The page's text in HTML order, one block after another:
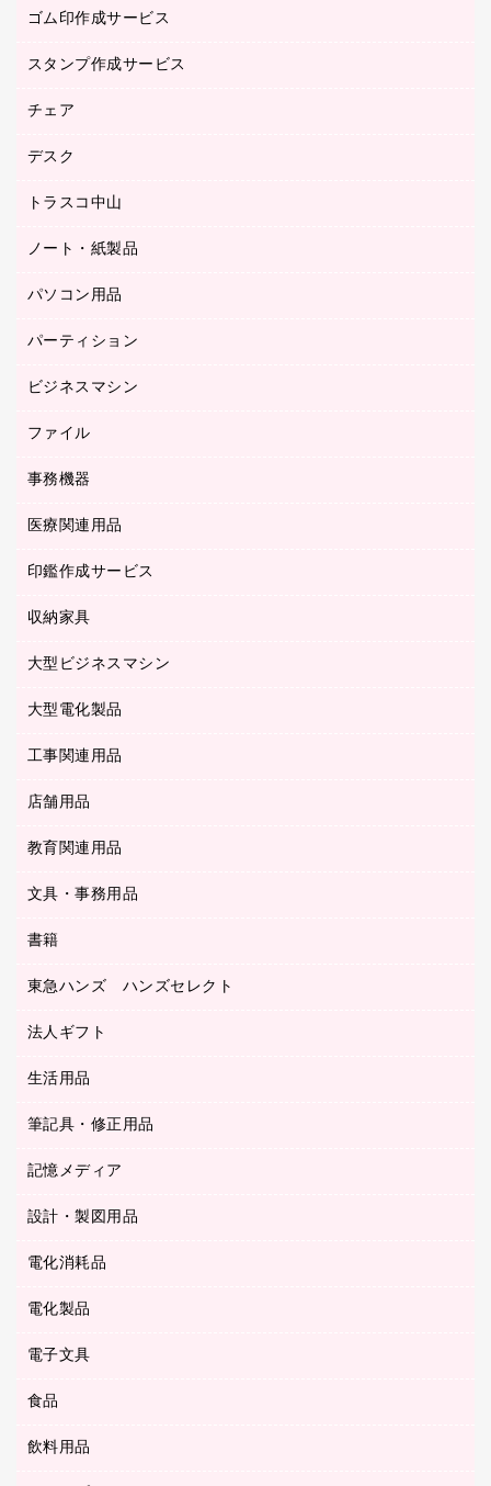
倉庫収納用品
台車・脚立
梱包用テープ
梱包用品
防災用品
養生用品
医療・介護用品（食品・飲料・食添製品）
ゴム印作成サービス
ゴム印作成サービス
スタンプ作成サービス
カウネットスタンプ作成サービス
チェア
オフィスチェア
ミーティングチェア
デスク
カウンター
デスク
トラスコ中山
建築・作業用品
研究・環境管理用品
ノート・紙製品
ノート
伝票
典礼用品
帳簿
慶弔用品
パソコン用品
キーボード／テンキー
スマートフォン／モバイル周辺機器
ディスプレイモニター
ネットワーク／ＬＡＮアクセサリー
パソコンバッグ／収納用品
パソコン周辺機器
各種ケーブル
ＨＤＤ／ＳＳＤ
ＯＡフィルター
ＵＳＢハブ／ＵＳＢアクセサリー
パーティション
パーティション
ホワイトボード・黒板
ビジネスマシン
インクジェットプリンタ／複合機
コピー機
デジタルカメラ
ファクシミリ
レーザープリンタ／複合機
電話機
ファイル
その他ファイル
カードケース
クリヤーブック（固定式）
クリヤーブック（差替式）
パイプ式ファイル
ファイルボックス
リングファイル
レターファイル
持ち出しファイル
板目表紙・綴込表紙
２穴リフィル・２穴インデックス
３０穴リフィル・３０穴インデックス
事務機器
シュレッダ
タイムカード
ラミネータ
ラミネートフィルム
ＯＨＰ用品
医療関連用品
介護用品
使い捨て手袋
医療関連用品
感染症対策用品
印鑑作成サービス
印鑑作成サービス
収納家具
その他収納
ロッカー・下駄箱
金庫
大型ビジネスマシン
プリンタ
大型電化製品
テレビ・ＡＶ機器
冷蔵庫・キッチン・調理家電
工事関連用品
屋外用品
工事関連用品
店舗用品
カウンター／お会計用品
サイン・看板用品
レジ・ポリ袋
店舗運営用品
ＰＯＰ用品
教育関連用品
教育関連用品
文具・事務用品
その他文具
クリップ
スティックのり
スプレーのり クリーナー
セロハンテープ
デスクトレー
デスクマット
フロアケース
書籍
パソコンソフト
東急ハンズ ハンズセレクト
東急ハンズ
法人ギフト
カウネットギフト
カウネットギフト（食品・飲料）
カウネットギフト
生活用品
その他雑貨
キッチン用品
スポーツ・レジャー用品
スリッパ・サンダル・シューズ
ティッシュペーパー
トイレットペーパー
筆記具・修正用品
シャープペンシル
シャープペンシル用替芯
ボールペン用替芯
ボールペン（ゲルインク）
マーキングペン（油性）
万年筆
記憶メディア
ブルーレイディスク
メディア収納用品
ＣＤ－ＲＷ
ＤＶＤ
設計・製図用品
設計・製図用品
電化消耗品
アルバム
デスクライト
乾電池・充電池
懐中電灯・ライト
電化製品
その他電化製品
キッチン・調理家電
空調・季節家電
電子文具
その他電子文具
ラベルテープ
食品
菓子
飲料用品